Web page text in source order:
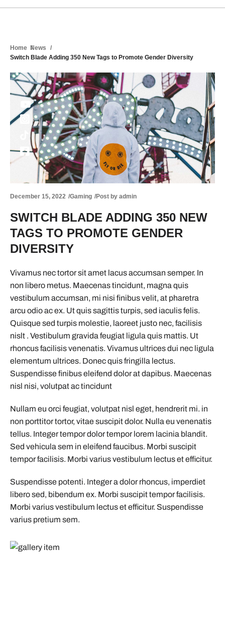
Home News
Switch Blade Adding 350 New Tags to Promote Gender Diversity
December 15, 2022 Gaming Post by admin
SWITCH BLADE ADDING 350 NEW
TAGS TO PROMOTE GENDER
DIVERSITY
Vivamus nec tortor sit amet lacus accumsan semper. In
non libero metus. Maecenas tincidunt, magna quis
vestibulum accumsan, mi nisi finibus velit, at pharetra
arcu odio ac ex. Ut quis sagittis turpis, sed iaculis felis.
Quisque sed turpis molestie, laoreet justo nec, facilisis
nislt . Vestibulum gravida feugiat ligula quis mattis. Ut
rhoncus facilisis venenatis. Vivamus ultrices dui nec ligula
elementum ultrices. Donec quis fringilla lectus.
Suspendisse finibus eleifend dolor at dapibus. Maecenas
nisl nisi, volutpat ac tincidunt
Nullam eu orci feugiat, volutpat nisl eget, hendrerit mi. in
non porttitor tortor, vitae suscipit dolor. Nulla eu venenatis
tellus. Integer tempor dolor tempor lorem lacinia blandit.
Sed vehicula sem in eleifend faucibus. Morbi suscipit
tempor facilisis. Morbi varius vestibulum lectus et efficitur.
Suspendisse potenti. Integer a dolor rhoncus, imperdiet
libero sed, bibendum ex. Morbi suscipit tempor facilisis.
Morbi varius vestibulum lectus et efficitur. Suspendisse
varius pretium sem.